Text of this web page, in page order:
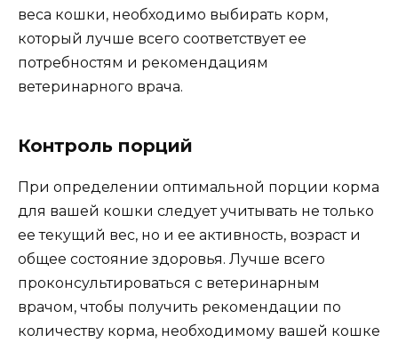
веса кошки, необходимо выбирать корм,
который лучше всего соответствует ее
потребностям и рекомендациям
ветеринарного врача.
Контроль порций
При определении оптимальной порции корма
для вашей кошки следует учитывать не только
ее текущий вес, но и ее активность, возраст и
общее состояние здоровья. Лучше всего
проконсультироваться с ветеринарным
врачом, чтобы получить рекомендации по
количеству корма, необходимому вашей кошке